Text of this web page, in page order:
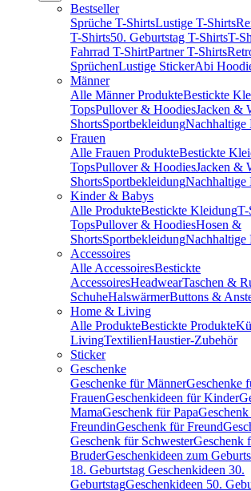
Bestseller
Sprüche T-ShirtsLustige T-Shirts
T-Shirts50. Geburtstag T-ShirtsT-
Fahrrad T-ShirtPartner T-Shirts
SprüchenLustige StickerAbi
Männer
Alle Männer ProdukteBestickte
TopsPullover & HoodiesJacken &
ShortsSportbekleidungNachhaltige
Frauen
Alle Frauen ProdukteBestickte
TopsPullover & HoodiesJacken &
ShortsSportbekleidungNachhaltige
Kinder & Babys
Alle ProdukteBestickte KleidungT-
TopsPullover & HoodiesHosen &
ShortsSportbekleidungNachhaltige
Accessoires
Alle AccessoiresBestickte
AccessoiresHeadwearTaschen &
SchuheHalswärmerButtons &
Home & Living
Alle ProdukteBestickte Produkte
LivingTextilienHaustier-Zubehör
Sticker
Geschenke
Geschenke für MännerGeschenke
FrauenGeschenkideen für Kinder
MamaGeschenk für Papa
FreundinGeschenk für Freund
Geschenk für SchwesterGeschenk
BruderGeschenkideen zum
18. Geburtstag Geschenkideen 30.
GeburtstagGeschenkideen 50.